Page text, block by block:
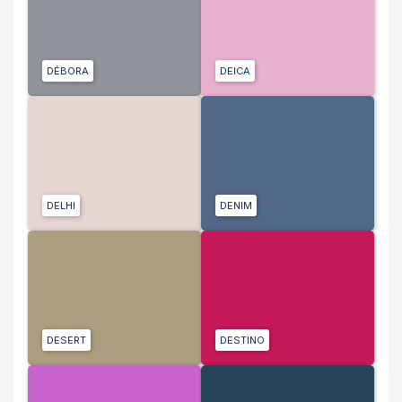
DÉBORA DEICA
DELHI DENIM
DESERT DESTINO